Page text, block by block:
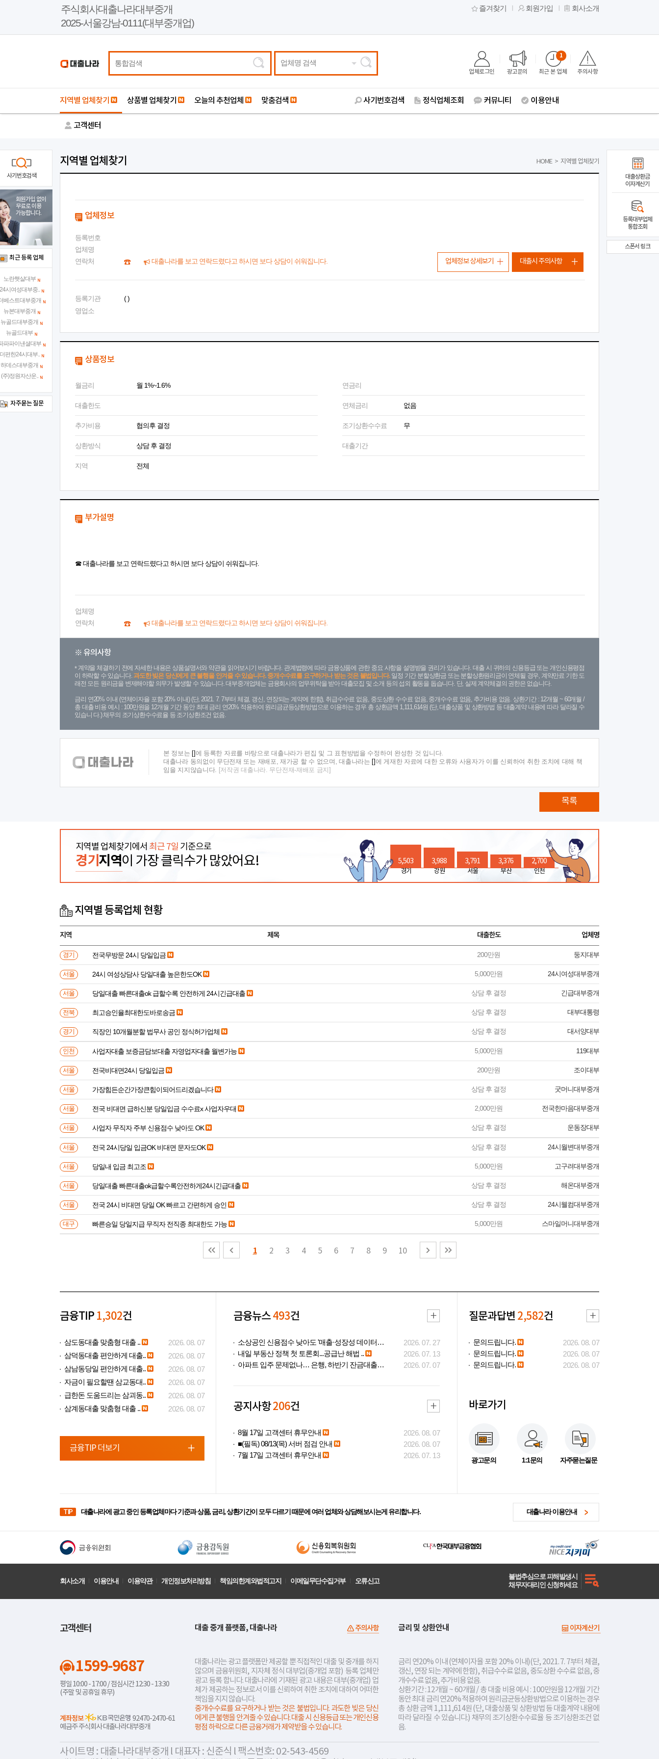
주식회사대출나라대부중개
2025-서울강남-0111(대부중개업)
즐겨찾기 회원가입 회사소개
업체명 검색
업체로그인 광고문의 최근 본 업체
1
주의사항
지역별 업체찾기 상품별 업체찾기 오늘의 추천업체 맞춤검색 사기번호검색 정식업체조회 커뮤니티 이용안내
고객센터
지역별 업체찾기 HOME > 지역별 업체찾기
업체정보
등록번호
업체명
연락처
대출나라를 보고 연락드렸다고 하시면 보다 상담이 쉬워집니다.
등록기관
( )
영업소
업체정보 상세보기 대출시 주의사항
상품정보
월금리 월 1%~1.6% 연금리
대출한도 연체금리 없음
추가비용 협의후 결정 조기상환수수료 무
상환방식 상담 후 결정 대출기간
지역 전체
부가설명
☎ 대출나라를 보고 연락드렸다고 하시면 보다 상담이 쉬워집니다.
업체명
연락처
대출나라를 보고 연락드렸다고 하시면 보다 상담이 쉬워집니다.
※ 유의사항
계약을 체결하기 전에 자세한 내용은 상품설명서와 약관을 읽어보시기 바랍니다. 관계법령에 따라 금융상품에 관한 중요 사항을 설명받을 권리가 있습니다. 대출 시 귀하의 신용등급 또는 개인신용평점
이 하락할 수 있습니다.과도한 빚은 당신에게 큰 불행을 안겨줄 수 있습니다. 중개수수료를 요구하거나 받는 것은 불법입니다.일정 기간 분할상환금 또는 분할상환원리금이 연체될 경우, 계약만료 기한 도
래전 모든 원리금을 변제해야할 의무가 발생할 수 있습니다. 대부중개업체는 금융회사의 업무위탁을 받아 대출모집 및 소개 등의 섭외 활동을 돕습니다. 단, 실제 계약체결의 권한은 없습니다.
금리 연20% 이내 (연체이자율 포함 20% 이내) (단, 2021. 7. 7부터 체결, 갱신, 연장되는 계약에 한함), 취급수수료 없음, 중도상환 수수료 없음, 중개수수료 없음, 추가비용 없음. 상환기간 : 12개월 ~ 60개월 /
총 대출 비용 예시 : 100만원을 12개월 기간 동안 최대 금리 연20% 적용하여 원리금균등상환방법으로 이용하는 경우 총 상환금액 1,111,614원 (단, 대출상품 및 상환방법 등 대출계약 내용에 따라 달라질 수
있습니 다.) 채무의 조기상환수수료율 등 조기상환조건 없음.
본 정보는
에 등록한 자료를 바탕으로 대출나라가 편집 및 그 표현방법을 수정하여 완성한 것 입니다.
대출나라 동의없이 무단전재 또는 재배포, 재가공 할 수 없으며, 대출나라는
에 게재한 자료에 대한 오류와 사용자가 이를 신뢰하여 취한 조치에 대해 책
임을 지지않습니다.
[저작권 대출나라. 무단전재-재배포 금지]
목록
지역별 업체찾기에서 최근 7일 기준으로
경기 지역이 가장 클릭수가 많았어요! 5,503
경기
3,988
강원
3,791
서울
3,376
부산
2,700
인천
지역별 등록업체 현황
지역 제목 대출한도 업체명
경기 전국무방문 24시 당일입금 200만원 둥지대부
서울 24시 여성상담사 당일대출 높은한도OK 5,000만원 24시여성대부중개
서울 당일대출 빠른대출ok 급할수록 안전하게 24시긴급대출 상담 후 결정 긴급대부중개
전북 최고승인율최대한도바로송금 상담 후 결정 대부대통령
경기 직장인 10개월분할 법무사 공인 정식허가업체 상담 후 결정 대서양대부
인천 사업자대출 보증금담보대출 자영업자대출 월변가능 5,000만원 119대부
서울 전국비대면24시 당일입금 200만원 조이대부
서울 가장힘든순간가장큰힘이되어드리겠습니다 상담 후 결정 굿머니대부중개
서울 전국 비대면 급하신분 당일입금 수수료x 사업자우대 2,000만원 전국한마음대부중개
서울 사업자 무직자 주부 신용점수 낮아도 OK 상담 후 결정 운동장대부
서울 전국 24시당일 입금OK 비대면 문자도OK 상담 후 결정 24시월변대부중개
서울 당일내 입금 최고조 5,000만원 고구려대부중개
서울 당일대출 빠른대출ok급할수록안전하게24시긴급대출 상담 후 결정 해온대부중개
서울 전국 24시 비대면 당일 OK 빠르고 간편하게 승인 상담 후 결정 24시웰컴대부중개
대구 빠른승일 당일지급 무직자 전직종 최대한도 가능 5,000만원 스마일머니대부중개
1 2 3 4 5 6 7 8 9 10
사기번호검색
회원가입 없이
무료로 이용
가능합니다.
최근 등록 업체
노란햇살대부
시여성대부중..
베스트대부중개
뉴본대부중개
뉴골드대부중개
뉴골드대부
파파이낸셜대부
편한24시대부..
하데스대부중개
(주)정원자산운..
자주묻는 질문
대출상환금
이자계산기
등록대부업체
통합조회
스폰서 링크
금융TIP 1,302건
삼도동대출 맞춤형 대출 ..
2026. 08. 07
삼덕동대출 편안하게 대출..
2026. 08. 07
삼남동당일 편안하게 대출..
2026. 08. 07
자금이 필요할땐 삼교동대..
2026. 08. 07
급한돈 도움드리는 삼괴동..
2026. 08. 07
삼계동대출 맞춤형 대출 ..
2026. 08. 07
금융TIP 더보기
금융뉴스493건
소상공인 신용점수 낮아도 '매출·성장성 데이터..
2026. 07. 27
내일 부동산 정책 첫 토론회...공급난 해법 ..
2026. 07. 13
아파트 입주 문제없나… 은행, 하반기 잔금대출..
2026. 07. 07
공지사항206건
8월 17일 고객센터 휴무안내
2026. 08. 07
■(필독) 08/13(목) 서버 점검 안내
2026. 08. 07
7월 17일 고객센터 휴무안내
2026. 07. 13
질문과답변 2,582건
문의드립니다.
2026. 08. 07
문의드립니다.
2026. 08. 07
문의드립니다.
2026. 08. 07
바로가기
광고문의 1:1문의 자주묻는질문
TIP 대출나라에 광고 중인 등록업체마다 기준과 상품, 금리, 상환기간이 모두 다르기 때문에 여러 업체와 상담해보시는게 유리합니다. 대출나라 이용안내
회사소개 이용안내 이용약관 개인정보처리방침 책임의한계와법적고지 이메일무단수집거부 오류신고
불법추심으로 피해발생시
채무자대리인 신청하세요
고객센터
1599-9687
평일 10:00 - 17:00 / 점심시간 12:30 - 13:30
(주말 및 공휴일 휴무)
계좌정보
92470-2470-61
예금주 주식회사 대출나라대부중개
대출 중개 플랫폼, 대출나라 주의사항
대출나라는 광고 플랫폼만 제공할 뿐 직접적인 대출 및 중개를 하지
않으며 금융위원회, 지자체 정식 대부업(중개업 포함) 등록 업체만
광고 등록 합니다. 대출나라에 기재된 광고 내용은 대부(중개업) 업
체가 제공하는 정보로서 이를 신뢰하여 취한 조치에 대하여 어떠한
책임을 지지 않습니다.
중개수수료를 요구하거나 받는 것은 불법입니다. 과도한 빚은 당신
에게 큰 불행을 안겨줄 수 있습니다. 대출 시 신용등급 또는 개인신용
평점 하락으로 다른 금융거래가 제약받을 수 있습니다.
금리 및 상환안내 이자계산기
금리 연20% 이내 (연체이자율 포함 20% 이내)(단, 2021. 7. 7부터 체결,
갱신, 연장 되는 계약에 한함), 취급수수료 없음, 중도상환 수수료 없음, 중
개수수료 없음, 추가비용 없음.
상환기간 : 12개월 ~ 60개월 / 총 대출 비용 예시 : 100만원을 12개월 기간
동안 최대 금리 연20% 적용하여 원리금균등상환방법으로 이용하는 경우
총 상환 금액 1,111,614원 (단, 대출상품 및 상환방법 등 대출계약 내용에
따라 달라질 수 있습니다.) 채무의 조기상환수수료율 등 조기상환조건 없
음.
사이트명 : 대출나라대부중개 l 대표자 : 신준식 l 팩스번호: 02-543-4569